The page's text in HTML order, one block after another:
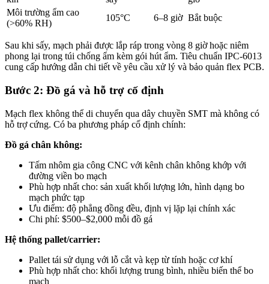
Môi trường ẩm cao
(>60% RH)
105°C 6–8 giờ Bắt buộc
Sau khi sấy, mạch phải được lắp ráp trong vòng 8 giờ hoặc niêm
phong lại trong túi chống ẩm kèm gói hút ẩm. Tiêu chuẩn IPC-6013
cung cấp hướng dẫn chi tiết về yêu cầu xử lý và bảo quản flex PCB.
Bước 2: Đồ gá và hỗ trợ cố định
Mạch flex không thể di chuyển qua dây chuyền SMT mà không có
hỗ trợ cứng. Có ba phương pháp cố định chính:
Đồ gá chân không:
Tấm nhôm gia công CNC với kênh chân không khớp với
đường viền bo mạch
Phù hợp nhất cho: sản xuất khối lượng lớn, hình dạng bo
mạch phức tạp
Ưu điểm: độ phẳng đồng đều, định vị lặp lại chính xác
Chi phí: $500–$2,000 mỗi đồ gá
Hệ thống pallet/carrier:
Pallet tái sử dụng với lỗ cắt và kẹp từ tính hoặc cơ khí
Phù hợp nhất cho: khối lượng trung bình, nhiều biến thể bo
mạch